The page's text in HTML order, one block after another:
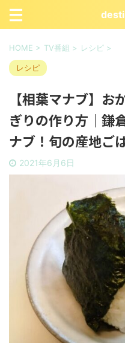
HOME > TV番組 > レシピ >
レシピ
【相葉マナブ】
ぎりの作り方｜鎌
ナブ！旬の産地ご
2021年6月6日